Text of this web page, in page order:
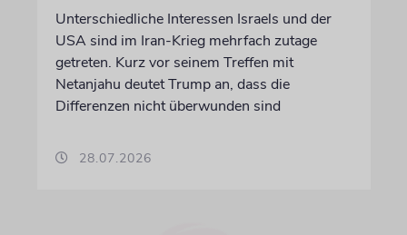
Unterschiedliche Interessen Israels und der
USA sind im Iran-Krieg mehrfach zutage
getreten. Kurz vor seinem Treffen mit
Netanjahu deutet Trump an, dass die
Differenzen nicht überwunden sind
28.07.2026